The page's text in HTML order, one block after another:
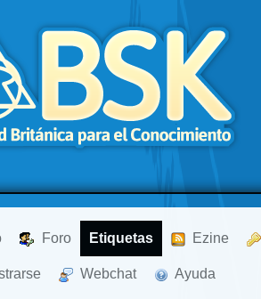
Foro Etiquetas Ezine
Webchat Ayuda